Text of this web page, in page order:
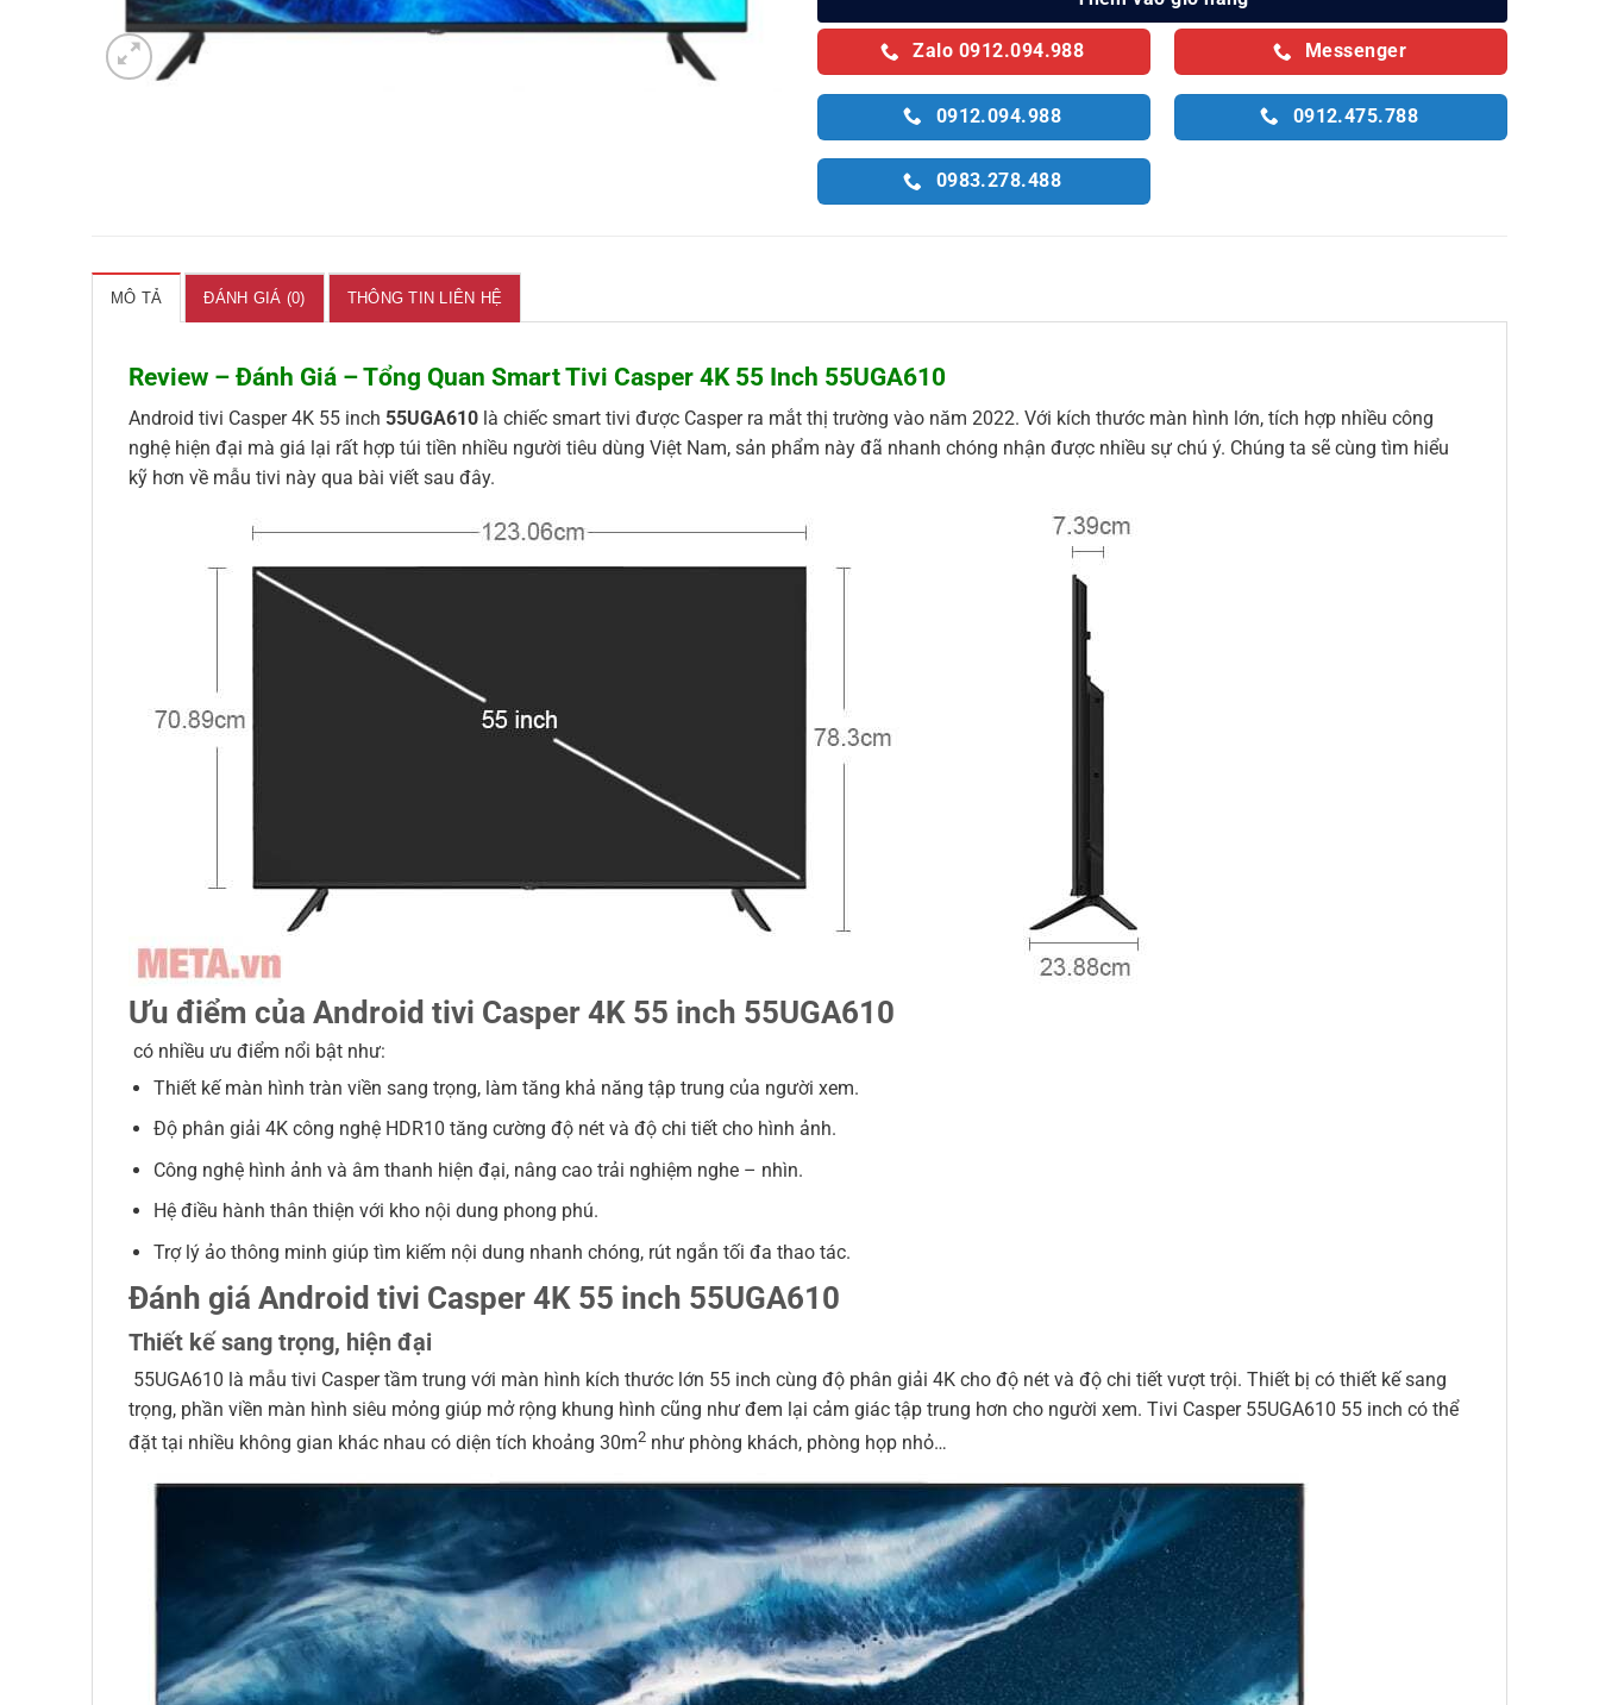
Zalo 0912.094.988 Messenger
0912.094.988 0912.475.788
0983.278.488
MÔ TẢ ĐÁNH GIÁ (0) THÔNG TIN LIÊN HỆ
Review – Đánh Giá – Tổng Quan Smart Tivi Casper 4K 55 Inch 55UGA610
Android tivi Casper 4K 55 inch 55UGA610 là chiếc smart tivi được Casper ra mắt thị trường vào năm 2022. Với kích thước màn hình lớn, tích hợp nhiều công
nghệ hiện đại mà giá lại rất hợp túi tiền nhiều người tiêu dùng Việt Nam, sản phẩm này đã nhanh chóng nhận được nhiều sự chú ý. Chúng ta sẽ cùng tìm hiểu
kỹ hơn về mẫu tivi này qua bài viết sau đây.
Ưu điểm của Android tivi Casper 4K 55 inch 55UGA610
có nhiều ưu điểm nổi bật như:
Thiết kế màn hình tràn viền sang trọng, làm tăng khả năng tập trung của người xem.
Độ phân giải 4K công nghệ HDR10 tăng cường độ nét và độ chi tiết cho hình ảnh.
Công nghệ hình ảnh và âm thanh hiện đại, nâng cao trải nghiệm nghe – nhìn.
Hệ điều hành thân thiện với kho nội dung phong phú.
Trợ lý ảo thông minh giúp tìm kiếm nội dung nhanh chóng, rút ngắn tối đa thao tác.
Đánh giá Android tivi Casper 4K 55 inch 55UGA610
Thiết kế sang trọng, hiện đại
55UGA610 là mẫu tivi Casper tầm trung với màn hình kích thước lớn 55 inch cùng độ phân giải 4K cho độ nét và độ chi tiết vượt trội. Thiết bị có thiết kế sang
trọng, phần viền màn hình siêu mỏng giúp mở rộng khung hình cũng như đem lại cảm giác tập trung hơn cho người xem. Tivi Casper 55UGA610 55 inch có thể
đặt tại nhiều không gian khác nhau có diện tích khoảng 30m2 như phòng khách, phòng họp nhỏ…